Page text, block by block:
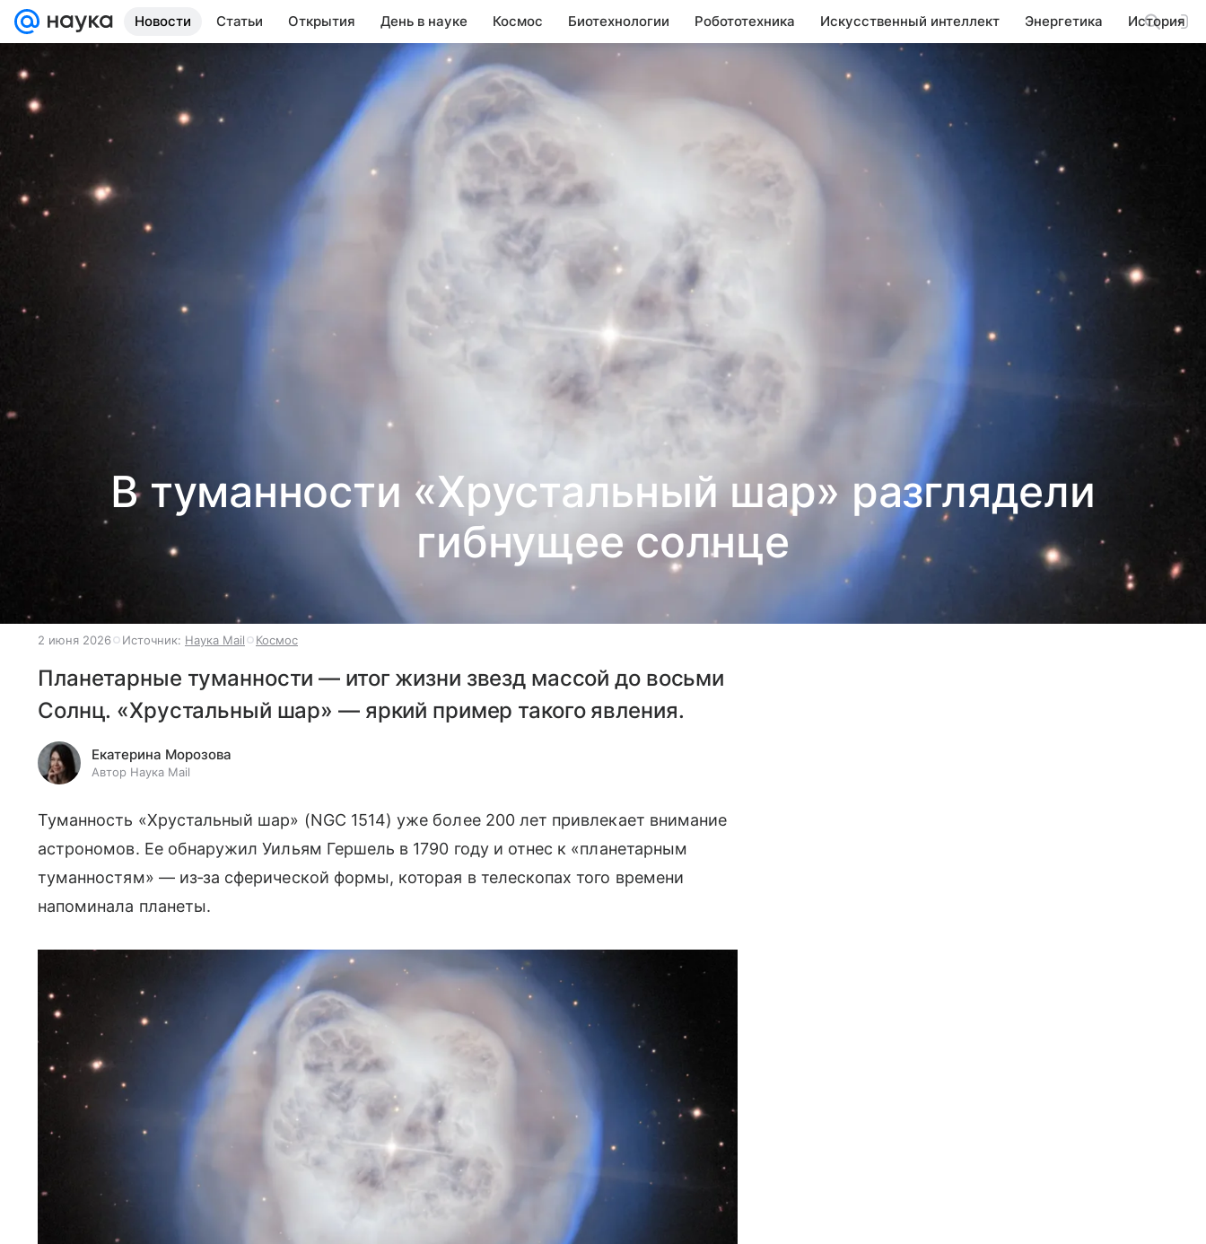
Новости Статьи Открытия День в науке Космос Биотехнологии Робототехника Искусственный интеллект Энергетика История
В туманности «Хрустальный шар» разглядели
гибнущее солнце
2 июня 2026 Источник: Наука Mail Космос
Планетарные туманности — итог жизни звезд массой до восьми
Солнц. «Хрустальный шар» — яркий пример такого явления.
Екатерина Морозова
Автор Наука Mail
Туманность «Хрустальный шар» (NGC 1514) уже более 200 лет привлекает внимание
астрономов. Ее обнаружил Уильям Гершель в 1790 году и отнес к «планетарным
туманностям» — из‑за сферической формы, которая в телескопах того времени
напоминала планеты.